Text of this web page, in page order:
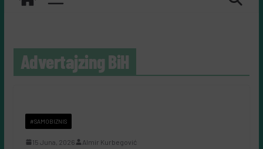
Advertajzing BiH
#SAMOBIZNIS
15 Juna, 2026
Almir Kurbegović